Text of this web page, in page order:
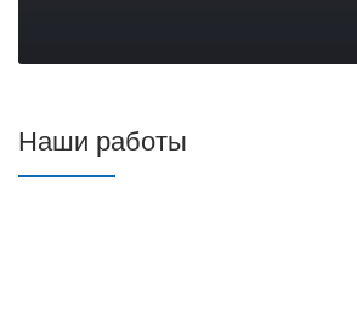
Наши работы